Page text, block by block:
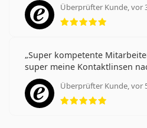
Überprüfter Kunde, vor
Super kompetente
super meine Kontaktlinsen
Überprüfter Kunde, vor